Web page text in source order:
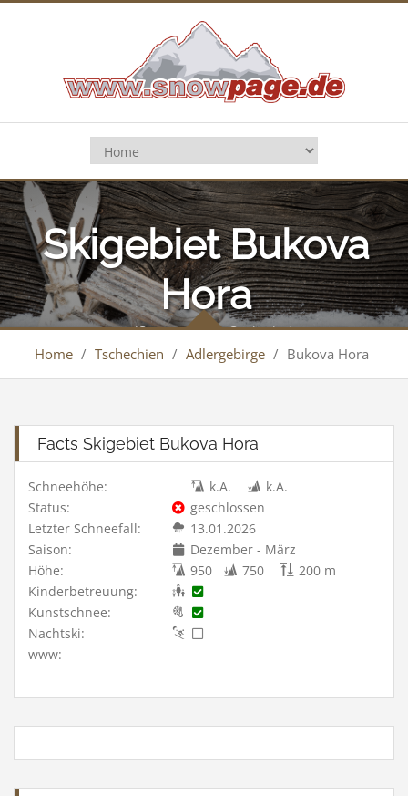
Skigebiet Bukova
Hora
(Cervena Voda, Cenkovice)
Home / Tschechien / Adlergebirge / Bukova Hora
Facts Skigebiet Bukova Hora
Schneehöhe: k.A.
k.A.
Status:
geschlossen
Letzter Schneefall:
13.01.2026
Saison:
Dezember - März
Höhe:
950 750
200 m
Kinderbetreuung:
Kunstschnee:
Nachtski:
www: